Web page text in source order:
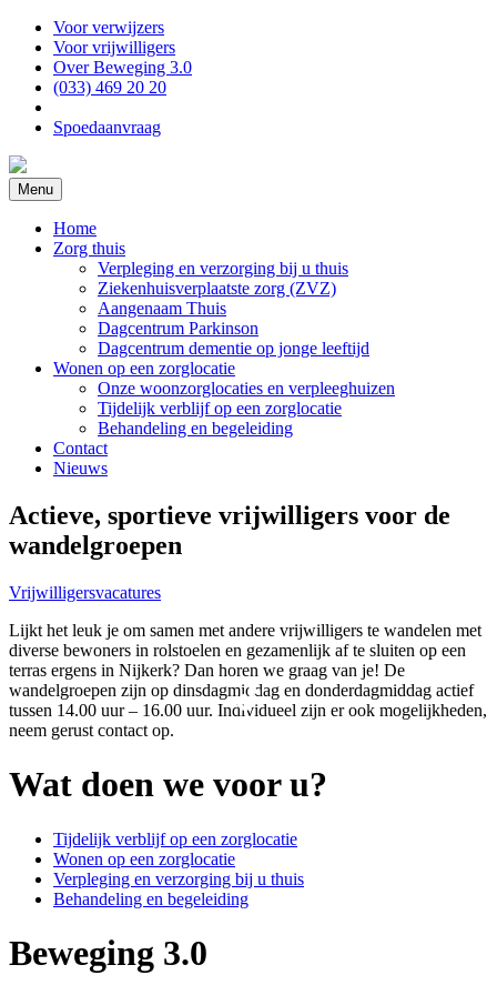
Voor verwijzers
Voor vrijwilligers
Over Beweging 3.0
(033) 469 20 20
Spoedaanvraag
Menu
Home
Zorg thuis
Verpleging en verzorging bij u thuis
Ziekenhuisverplaatste zorg (ZVZ)
Aangenaam Thuis
Dagcentrum Parkinson
Dagcentrum dementie op jonge leeftijd
Wonen op een zorglocatie
Onze woonzorglocaties en verpleeghuizen
Tijdelijk verblijf op een zorglocatie
Behandeling en begeleiding
Contact
Nieuws
Actieve, sportieve vrijwilligers voor de
wandelgroepen
Vrijwilligersvacatures
Lijkt het leuk je om samen met andere vrijwilligers te wandelen met
diverse bewoners in rolstoelen en gezamenlijk af te sluiten op een
terras ergens in Nijkerk? Dan horen we graag van je! De
wandelgroepen zijn op dinsdagmiddag en donderdagmiddag actief
tussen 14.00 uur – 16.00 uur. Individueel zijn er ook mogelijkheden,
neem gerust contact op.
Wat doen we voor u?
Tijdelijk verblijf op een zorglocatie
Wonen op een zorglocatie
Verpleging en verzorging bij u thuis
Behandeling en begeleiding
Beweging 3.0